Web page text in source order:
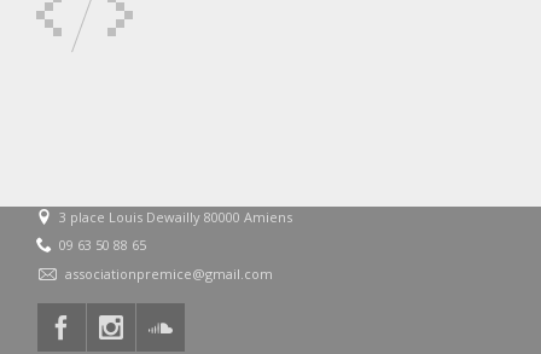
3 place Louis Dewailly 80000 Amiens
09 63 50 88 65
associationpremice@gmail.com